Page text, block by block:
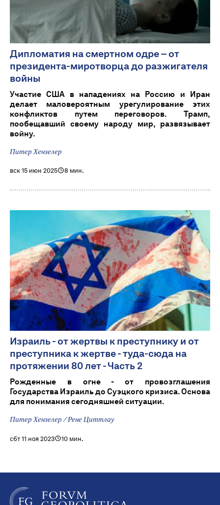
Дипломатия на смертном одре – от
президента-миротворца до разжигателя
войны
Участие США в нападениях на Россию и Иран
делает маловероятным урегулирование этих
конфликтов путем переговоров. Трамп,
пообещавший своему народу мир, развязывает
войну.
Питер Хензелер
вск 15 июн 2025 8 мин.
Израиль - от жертвы к преступнику и от
преступника к жертве - туда-сюда на
протяжении 80 лет - Часть 2
Рожденные в огне - от провозглашения
Государства Израиль до Суэцкого кризиса. Основа
для понимания сегодняшней ситуации.
Питер Хензелер / Рене Циттлау
сбт 11 ноя 2023 10 мин.